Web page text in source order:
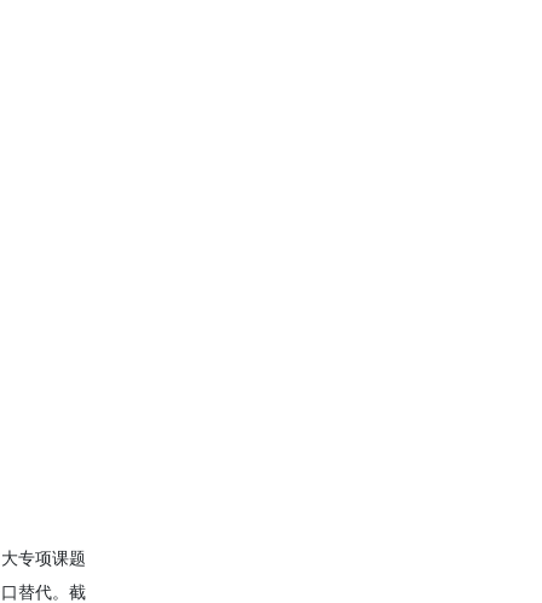
专项课题
替代。截